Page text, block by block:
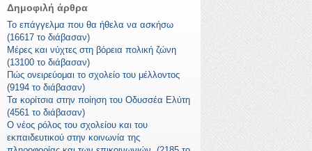
Δημοφιλή άρθρα
Το επάγγελμα που θα ήθελα να ασκήσω
(16617 το διάβασαν)
Μέρες και νύχτες στη βόρεια πολική ζώνη
(13100 το διάβασαν)
Πώς ονειρεύομαι το σχολείο του μέλλοντος
(9194 το διάβασαν)
Τα κορίτσια στην ποίηση του Οδυσσέα Ελύτη
(4561 το διάβασαν)
Ο νέος ρόλος του σχολείου και του
εκπαιδευτικού στην κοινωνία της